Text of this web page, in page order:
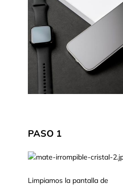
PASO 1
Limpiamos la pantalla de